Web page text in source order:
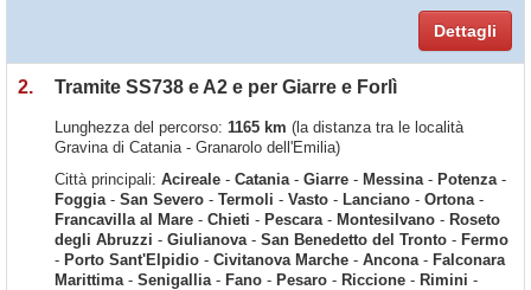
Dettagli
2. Tramite SS738 e A2 e per Giarre e Forlì
Lunghezza del percorso: 1165 km (la distanza tra le località
Gravina di Catania - Granarolo dell'Emilia)
Città principali: Acireale - Catania- Giarre - Messina- Potenza-
Foggia- San Severo - Termoli - Vasto - Lanciano - Ortona-
Francavilla al Mare - Chieti - Pescara- Montesilvano - Roseto
degli Abruzzi - Giulianova- San Benedetto del Tronto - Fermo
- Porto Sant'Elpidio - Civitanova Marche - Ancona- Falconara
Marittima- Senigallia- Fano - Pesaro - Riccione - Rimini -